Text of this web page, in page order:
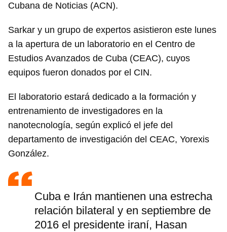
Cubana de Noticias (ACN).
Sarkar y un grupo de expertos asistieron este lunes
a la apertura de un laboratorio en el Centro de
Estudios Avanzados de Cuba (CEAC), cuyos
equipos fueron donados por el CIN.
El laboratorio estará dedicado a la formación y
entrenamiento de investigadores en la
nanotecnología, según explicó el jefe del
departamento de investigación del CEAC, Yorexis
González.
Cuba e Irán mantienen una estrecha
relación bilateral y en septiembre de
2016 el presidente iraní, Hasan